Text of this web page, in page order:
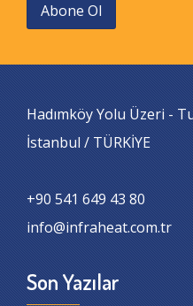
Abone Ol
Hadımköy Yolu Üzeri -
İstanbul / TÜRKİYE
+90 541 649 43 80
info@infraheat.com.tr
Son Yazılar